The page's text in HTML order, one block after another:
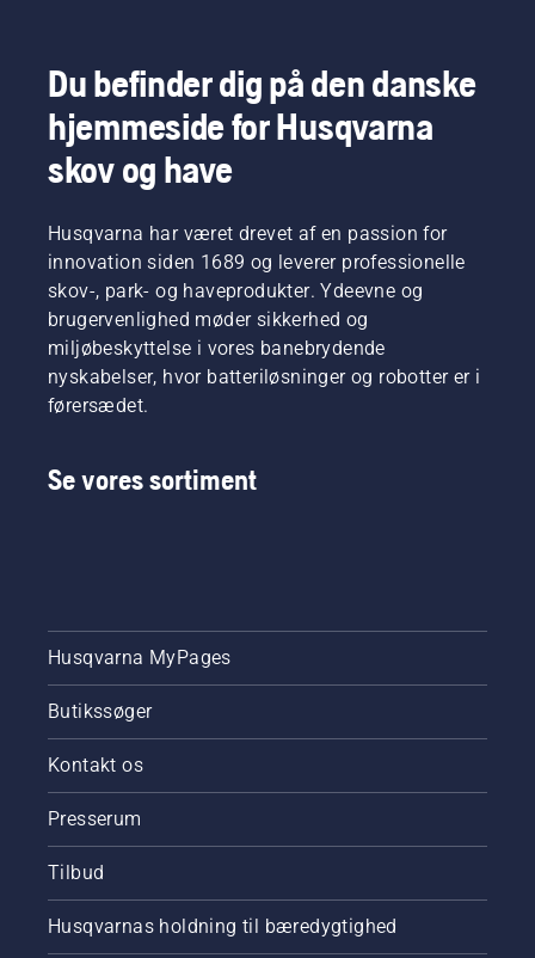
Du befinder dig på den danske
hjemmeside for Husqvarna
skov og have
Husqvarna har været drevet af en passion for
innovation siden 1689 og leverer professionelle
skov-, park- og haveprodukter. Ydeevne og
brugervenlighed møder sikkerhed og
miljøbeskyttelse i vores banebrydende
nyskabelser, hvor batteriløsninger og robotter er i
førersædet.
Se vores sortiment
Husqvarna MyPages
Butikssøger
Kontakt os
Presserum
Tilbud
Husqvarnas holdning til bæredygtighed